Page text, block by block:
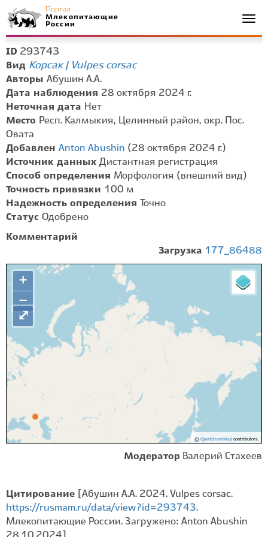
Портал
Млекопитающие
России
ID 293743
Вид Корсак | Vulpes corsac
Авторы Абушин А.А.
Дата наблюдения 28 октября 2024 г.
Неточная дата Нет
Место Респ. Калмыкия, Целинный район, окр. Пос.
Овата
Добавлен Anton Abushin (28 октября 2024 г.)
Источник данных Дистантная регистрация
Способ определения Морфология (внешний вид)
Точность привязки 100 м
Надежность определения
Точно
Статус Одобрено
Комментарий
Загрузка 177_86488
+
−
© OpenStreetMapcontributors.
⤢
Модератор Валерий Стахеев
Цитирование
[Абушин А.А. 2024. Vulpes corsac.
https://rusmam.ru/data/view?id=293743.
Млекопитающие России. Загружено: Anton Abushin